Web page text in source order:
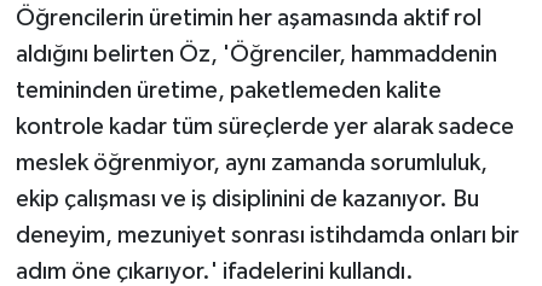
Öğrencilerin üretimin her aşamasında aktif rol
aldığını belirten Öz, 'Öğrenciler, hammaddenin
temininden üretime, paketlemeden kalite
kontrole kadar tüm süreçlerde yer alarak sadece
meslek öğrenmiyor, aynı zamanda sorumluluk,
ekip çalışması ve iş disiplinini de kazanıyor. Bu
deneyim, mezuniyet sonrası istihdamda onları bir
adım öne çıkarıyor.' ifadelerini kullandı.